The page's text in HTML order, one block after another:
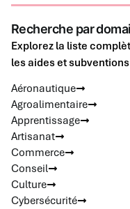
Recherche par
Explorez la liste
les aides et
Aéronautique
Agroalimentaire
Apprentissage
Artisanat
Commerce
Conseil
Culture
Cybersécurité